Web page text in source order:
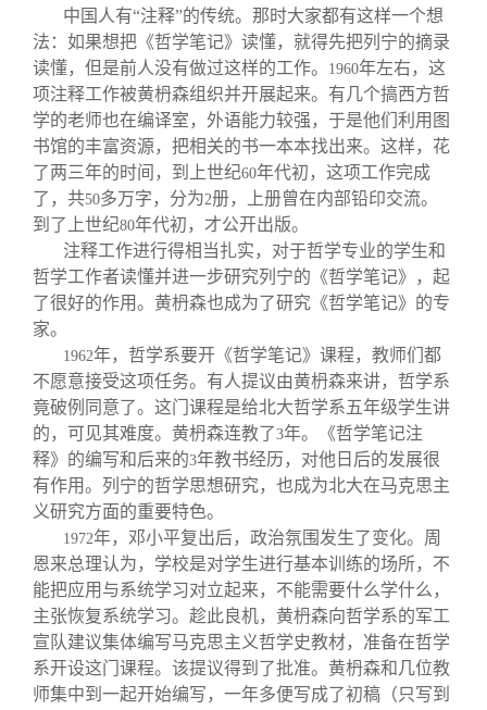
中国人有“注释”的传统。那时大家都有这样一个想
法：如果想把《哲学笔记》读懂，就得先把列宁的摘录
读懂，但是前人没有做过这样的工作。
1960年左右，这
项注释工作被黄枬森组织并开展起来。有几个搞西方哲
学的老师也在编译室，外语能力较强，于是他们利用图
书馆的丰富资源，把相关的书一本本找出来。这样，花
了两三年的时间，到上世纪60年代初，这项工作完成
了，共50多万字，分为2册，上册曾在内部铅印交流。
到了上世纪80年代初，才公开出版。
注释工作进行得相当扎实，对于哲学专业的学生和
哲学工作者读懂并进一步研究列宁的《哲学笔记》，起
了很好的作用。黄枬森也成为了研究《哲学笔记》的专
家。
1962年，哲学系要开《哲学笔记》课程，教师们都
不愿意接受这项任务。有人提议由黄枬森来讲，哲学系
竟破例同意了。这门课程是给北大哲学系五年级学生讲
的，可见其难度。黄枬森连教了3年。《哲学笔记注
释》的编写和后来的3年教书经历，对他日后的发展很
有作用。列宁的哲学思想研究，也成为北大在马克思主
义研究方面的重要特色。
1972年，邓小平复出后，政治氛围发生了变化。周
恩来总理认为，学校是对学生进行基本训练的场所，不
能把应用与系统学习对立起来，不能需要什么学什么，
主张恢复系统学习。趁此良机，黄枬森向哲学系的军工
宣队建议集体编写马克思主义哲学史教材，准备在哲学
系开设这门课程。该提议得到了批准。黄枬森和几位教
师集中到一起开始编写，一年多便写成了初稿（只写到